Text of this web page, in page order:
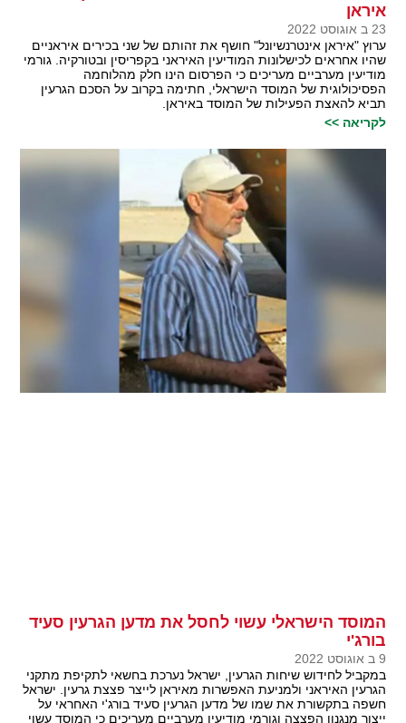
איראן
23 ב אוגוסט 2022
ערוץ "איראן אינטרנשיונל" חושף את זהותם של שני בכירים איראניים
שהיו אחראים לכישלונות המודיעין האיראני בקפריסין ובטורקיה. גורמי
מודיעין מערביים מעריכים כי הפרסום הינו חלק מהלוחמה
הפסיכולוגית של המוסד הישראלי, חתימה בקרוב על הסכם הגרעין
תביא להאצת הפעילות של המוסד באיראן.
לקריאה >>
המוסד הישראלי עשוי לחסל את מדען הגרעין סעיד
בורג'י
9 ב אוגוסט 2022
במקביל לחידוש שיחות הגרעין, ישראל נערכת בחשאי לתקיפת מתקני
הגרעין האיראני ולמניעת האפשרות מאיראן לייצר פצצת גרעין. ישראל
חשפה בתקשורת את שמו של מדען הגרעין סעיד בורג'י האחראי על
ייצור מנגנון הפצצה וגורמי מודיעין מערביים מעריכים כי המוסד עשוי